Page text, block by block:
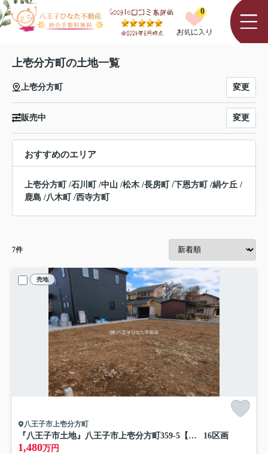
0
上壱分方町の土地一覧
上壱分方町 変更
販売中 変更
おすすめのエリア
上壱分方町/石川町/中山 /松木 /長房町/下恩方町/絹ケ丘 /
鹿島 /八木町/西寺方町
7件
売地
八王子市上壱分方町
『八王子市土地』八王子市上壱分方町359-5【仲介手数料無料】 16区画
1,480万円